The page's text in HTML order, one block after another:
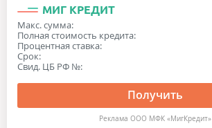
МИГ КРЕДИТ
Макс. сумма:
Полная стоимость кредита:
Процентная ставка:
Срок:
Свид. ЦБ РФ №:
Получить
Реклама ООО МФК «МигКредит»